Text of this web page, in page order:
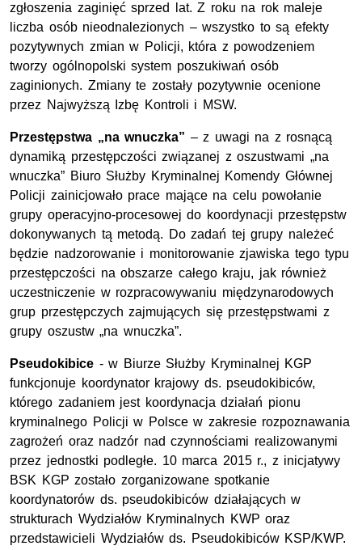
zgłoszenia zaginięć sprzed lat. Z roku na rok maleje
liczba osób nieodnalezionych – wszystko to są efekty
pozytywnych zmian w Policji, która z powodzeniem
tworzy ogólnopolski system poszukiwań osób
zaginionych. Zmiany te zostały pozytywnie ocenione
przez Najwyższą Izbę Kontroli i MSW.
Przestępstwa „na wnuczka” – z uwagi na z rosnącą
dynamiką przestępczości związanej z oszustwami „na
wnuczka” Biuro Służby Kryminalnej Komendy Głównej
Policji zainicjowało prace mające na celu powołanie
grupy operacyjno-procesowej do koordynacji przestępstw
dokonywanych tą metodą. Do zadań tej grupy należeć
będzie nadzorowanie i monitorowanie zjawiska tego typu
przestępczości na obszarze całego kraju, jak również
uczestniczenie w rozpracowywaniu międzynarodowych
grup przestępczych zajmujących się przestępstwami z
grupy oszustw „na wnuczka”.
Pseudokibice - w Biurze Służby Kryminalnej KGP
funkcjonuje koordynator krajowy ds. pseudokibiców,
którego zadaniem jest koordynacja działań pionu
kryminalnego Policji w Polsce w zakresie rozpoznawania
zagrożeń oraz nadzór nad czynnościami realizowanymi
przez jednostki podległe. 10 marca 2015 r., z inicjatywy
BSK KGP zostało zorganizowane spotkanie
koordynatorów ds. pseudokibiców działających w
strukturach Wydziałów Kryminalnych KWP oraz
przedstawicieli Wydziałów ds. Pseudokibiców KSP/KWP.